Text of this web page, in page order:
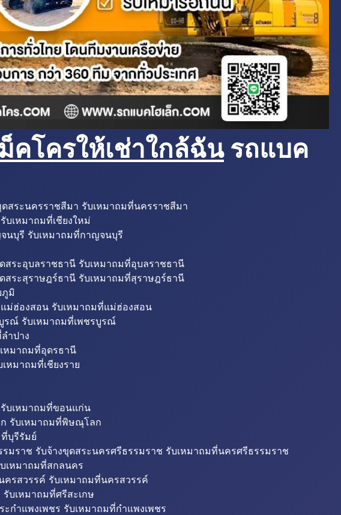
คโครให้เช่าใกล้ฉันรถแบค
สระนครราชสีมา รับเหมาถมที่นครราชสีมา
บเหมาถมที่เชียงใหม่
นบุรี รับเหมาถมที่กาญจนบุรี
สระอุบลราชธานี รับเหมาถมที่อุบลราชธานี
สระสุราษฎร์ธานี รับเหมาถมที่สุราษฎร์ธานี
ภูมิ
ม่ฮ่องสอน รับเหมาถมที่แม่ฮ่องสอน
รณ์ รับเหมาถมที่เพชรบูรณ์
ำปาง
หมาถมที่อุดรธานี
หมาถมที่เชียงราย
บเหมาถมที่ขอนแก่น
รับเหมาถมที่พิษณุโลก
บุรีรัมย์
มราช รับจ้างขุดสระนครศรีธรรมราช รับเหมาถมที่นครศรีธรรมราช
เหมาถมที่สกลนคร
ครสวรรค์ รับเหมาถมที่นครสวรรค์
รับเหมาถมที่ศรีสะเกษ
กำแพงเพชร รับเหมาถมที่กำแพงเพชร